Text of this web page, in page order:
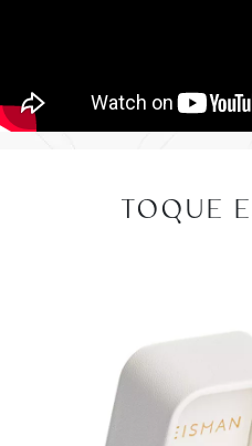
TOQUE